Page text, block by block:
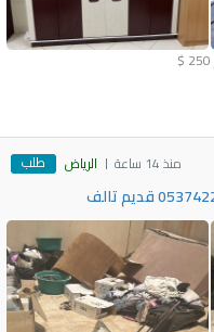
250
$
منذ 14 ساعة الرياض طلب